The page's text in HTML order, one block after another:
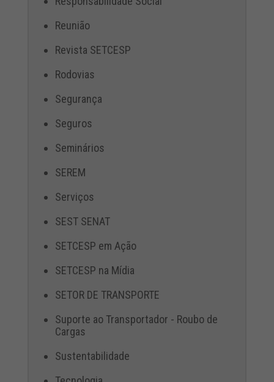
Reunião
Revista SETCESP
Rodovias
Segurança
Seguros
Seminários
SEREM
Serviços
SEST SENAT
SETCESP em Ação
SETCESP na Mídia
SETOR DE TRANSPORTE
Suporte ao Transportador - Roubo de
Cargas
Sustentabilidade